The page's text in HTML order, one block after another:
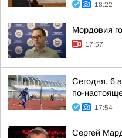
18:22
Мордовия
17:57
Сегодня, 6
по-
17:54
Сергей